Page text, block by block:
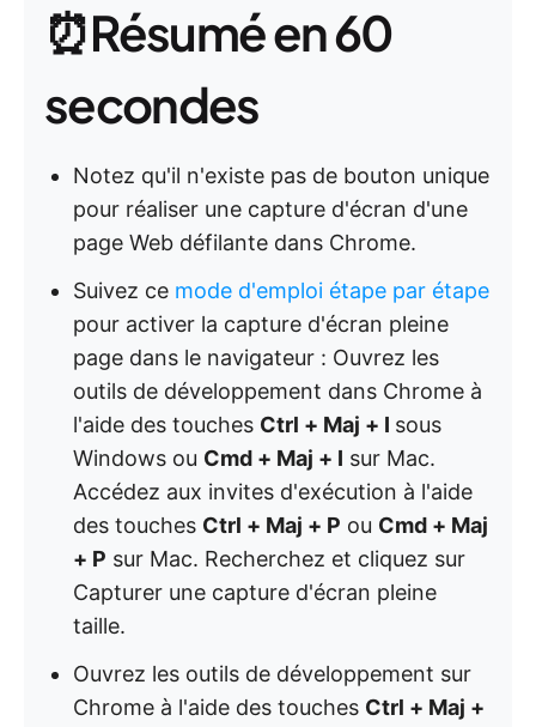
⏰Résumé en 60
secondes
Notez qu'il n'existe pas de bouton unique
pour réaliser une capture d'écran d'une
page Web défilante dans Chrome.
Suivez ce mode d'emploi étape par étape
pour activer la capture d'écran pleine
page dans le navigateur : Ouvrez les
outils de développement dans Chrome à
l'aide des touches Ctrl + Maj + I sous
Windows ou Cmd + Maj + I sur Mac.
Accédez aux invites d'exécution à l'aide
des touches Ctrl + Maj + P ou Cmd + Maj
+ P sur Mac. Recherchez et cliquez sur
Capturer une capture d'écran pleine
taille.
Ouvrez les outils de développement sur
Chrome à l'aide des touches Ctrl + Maj +